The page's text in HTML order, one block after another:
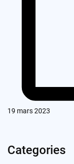
19 mars 2023
Categories